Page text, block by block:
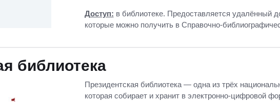
Доступ: в библиотеке. Предоставляется удалённый
которые можно получить в Справочно-
библиотека
Президентская библиотека — одна из трёх
которая собирает и хранит в электронно-цифровой